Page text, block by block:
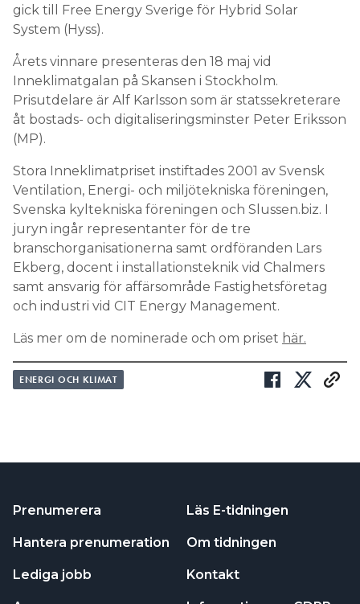
gick till Free Energy Sverige för Hybrid Solar
System (Hyss).
Årets vinnare presenteras den 18 maj vid
Inneklimatgalan på Skansen i Stockholm.
Prisutdelare är Alf Karlsson som är statssekreterare
åt bostads- och digitaliseringsminster Peter Eriksson
(MP).
Stora Inneklimatpriset instiftades 2001 av Svensk
Ventilation, Energi- och miljötekniska föreningen,
Svenska kyltekniska föreningen och Slussen.biz. I
juryn ingår representanter för de tre
branschorganisationerna samt ordföranden Lars
Ekberg, docent i installationsteknik vid Chalmers
samt ansvarig för affärsområde Fastighetsföretag
och industri vid CIT Energy Management.
Läs mer om de nominerade och om priset här.
ENERGI OCH KLIMAT
Prenumerera
Hantera prenumeration
Lediga jobb
Läs E-tidningen
Om tidningen
Kontakt